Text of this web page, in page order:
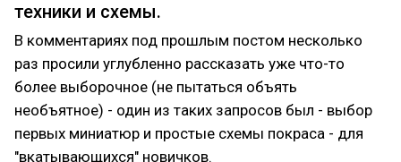
техники и схемы.
В комментариях под прошлым постом несколько
раз просили углубленно рассказать уже что-то
более выборочное (не пытаться объять
необъятное) - один из таких запросов был - выбор
первых миниатюр и простые схемы покраса - для
"вкатывающихся" новичков.